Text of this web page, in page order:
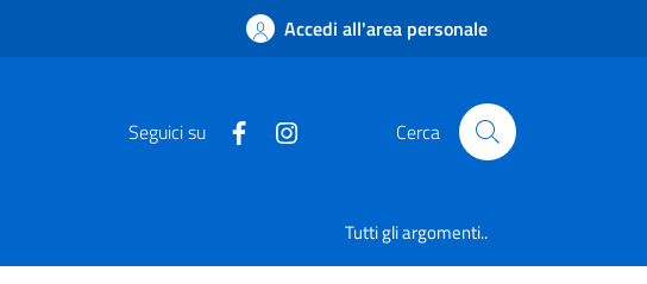
Accedi all'area personale
Seguici su Cerca
Tutti gli argomenti..